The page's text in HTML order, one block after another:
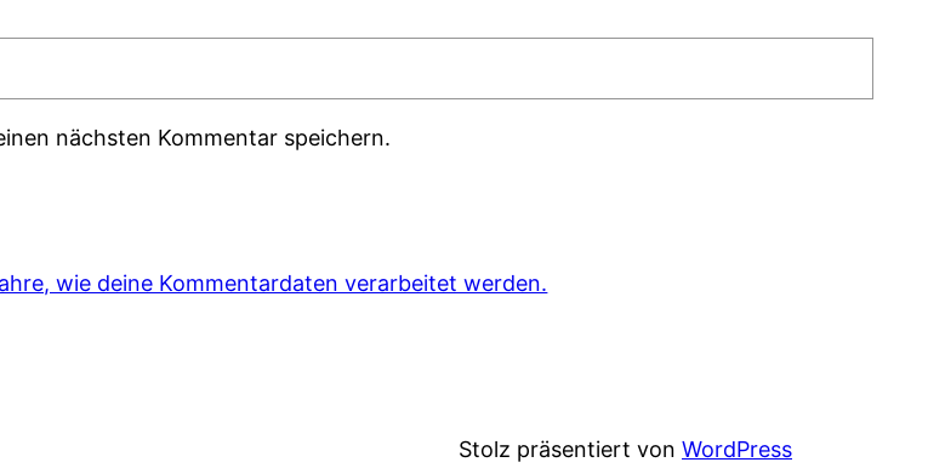
nächsten Kommentar speichern.
wie deine Kommentardaten verarbeitet werden.
Stolz präsentiert von WordPress